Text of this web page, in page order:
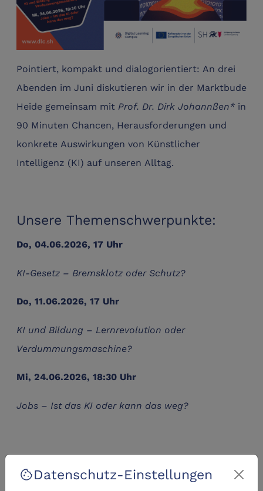
cookieDatenschutz-Einstellungen
Pointiert, kompakt und dialogorientiert: An drei
Abenden im Juni diskutieren wir in der Marktbude
Heide gemeinsam mit Prof. Dr. Dirk Johannßen* in
90 Minuten Chancen, Herausforderungen und
konkrete Auswirkungen von Künstlicher
Intelligenz (KI) auf unseren Alltag.
Unsere Themenschwerpunkte:
Do, 04.06.2026, 17 Uhr
KI-Gesetz – Bremsklotz oder Schutz?
Do, 11.06.2026, 17 Uhr
KI und Bildung – Lernrevolution oder
Verdummungsmaschine?
Mi, 24.06.2026, 18:30 Uhr
Jobs – Ist das KI oder kann das weg?
wissenschaftliche Fachleitung für „Digitalisierung